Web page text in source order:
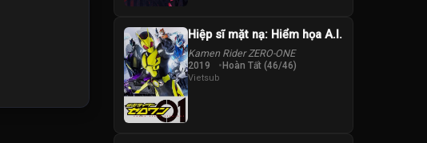
Hiệp sĩ mặt nạ: Hiểm họa A.I.
Kamen Rider ZERO-ONE
2019 Hoàn Tất (46/46)
Vietsub